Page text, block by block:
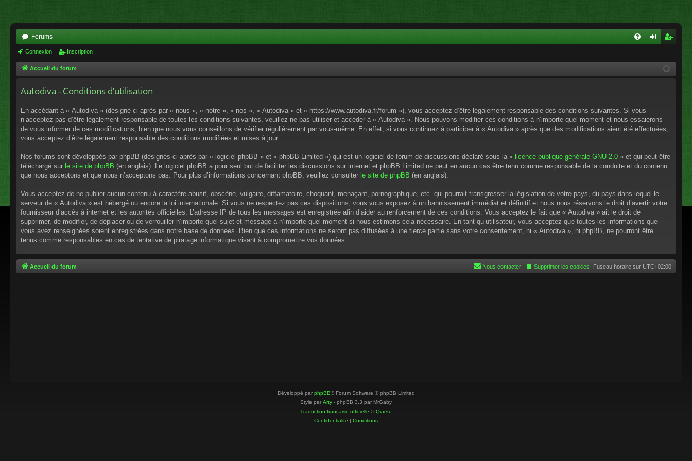
Forums
cri
Connexion Inscription
Accueil du forum
Autodiva - Conditions d’utilisation
En accédant à « Autodiva » (désigné ci-après par « nous », « notre », « nos », « Autodiva » et « https://www.autodiva.fr/forum »), vous acceptez d’être légalement responsable des conditions suivantes. Si vous
n’acceptez pas d’être légalement responsable de toutes les conditions suivantes, veuillez ne pas utiliser et accéder à « Autodiva ». Nous pouvons modifier ces conditions à n’importe quel moment et nous essaierons
de vous informer de ces modifications, bien que nous vous conseillons de vérifier régulièrement par vous-même. En effet, si vous continuez à participer à « Autodiva » après que des modifications aient été effectuées,
vous acceptez d’être légalement responsable des conditions modifiées et mises à jour.
Nos forums sont développés par phpBB (désignés ci-après par « logiciel phpBB » et « phpBB Limited ») qui est un logiciel de forum de discussions déclaré sous la « licence publique générale GNU 2.0 » et qui peut être
téléchargé sur le site de phpBB (en anglais). Le logiciel phpBB a pour seul but de faciliter les discussions sur internet et phpBB Limited ne peut en aucun cas être tenu comme responsable de la conduite et du contenu
que nous acceptons et que nous n’acceptons pas. Pour plus d’informations concernant phpBB, veuillez consulter le site de phpBB (en anglais).
Vous acceptez de ne publier aucun contenu à caractère abusif, obscène, vulgaire, diffamatoire, choquant, menaçant, pornographique, etc. qui pourrait transgresser la législation de votre pays, du pays dans lequel le
serveur de « Autodiva » est hébergé ou encore la loi internationale. Si vous ne respectez pas ces dispositions, vous vous exposez à un bannissement immédiat et définitif et nous nous réservons le droit d’avertir votre
fournisseur d’accès à internet et les autorités officielles. L’adresse IP de tous les messages est enregistrée afin d’aider au renforcement de ces conditions. Vous acceptez le fait que « Autodiva » ait le droit de
supprimer, de modifier, de déplacer ou de verrouiller n’importe quel sujet et message à n’importe quel moment si nous estimons cela nécessaire. En tant qu’utilisateur, vous acceptez que toutes les informations que
vous avez renseignées soient enregistrées dans notre base de données. Bien que ces informations ne seront pas diffusées à une tierce partie sans votre consentement, ni « Autodiva », ni phpBB, ne pourront être
tenus comme responsables en cas de tentative de piratage informatique visant à compromettre vos données.
Accueil du forum Fuseau horaire sur UTC+02:00
Supprimer les cookies
Nous contacter
Développé par phpBB® Forum Software © phpBB Limited
Style par Arty - phpBB 3.3 par MrGaby
Traduction française officielle ©Qiaeru
Confidentialité | Conditions